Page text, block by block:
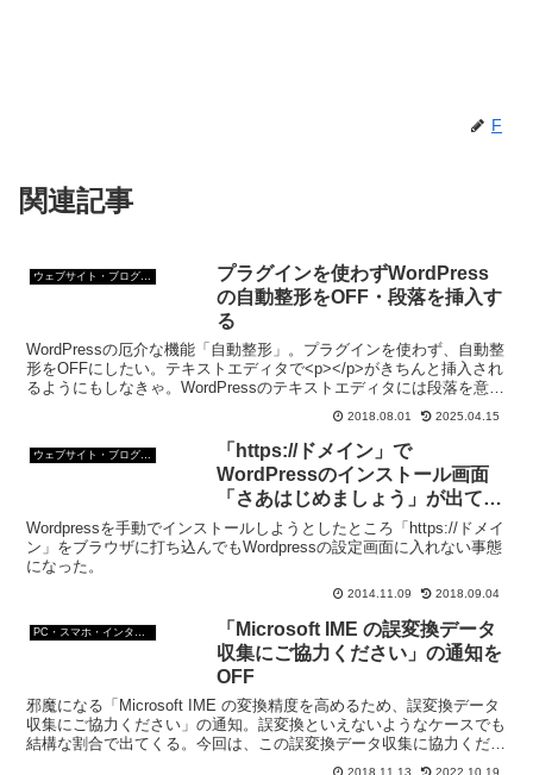
F
関連記事
ウェブサイト・ブログ作成
プラグインを使わずWordPress
の自動整形をOFF・段落を挿入す
る
WordPressの厄介な機能「自動整形」。プラグインを使わず、自動整
形をOFFにしたい。テキストエディタで<p></p>がきちんと挿入され
るようにもしなきゃ。WordPressのテキストエディタには段落を意味
2018.08.01 2025.04.15
「https://ドメイン」で
WordPressのインストール画面
「さあはじめましょう」が出てこ
ない
Wordpressを手動でインストールしようとしたところ「https://ドメイ
ン」をブラウザに打ち込んでもWordpressの設定画面に入れない事態
になった。
2014.11.09 2018.09.04
「Microsoft IME の誤変換データ
収集にご協力ください」の通知を
OFF
邪魔になる「Microsoft IME の変換精度を高めるため、誤変換データ
収集にご協力ください」の通知。誤変換といえないようなケースでも
結構な割合で出てくる。今回は、この誤変換データ収集に協力くださ
2018.11.13 2022.10.19